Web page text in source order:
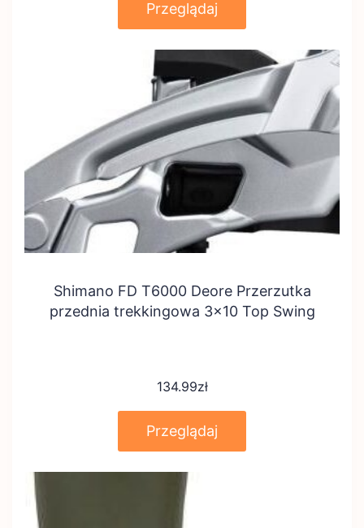
Przeglądaj
Shimano FD T6000 Deore Przerzutka
przednia trekkingowa 3×10 Top Swing
134.99zł
Przeglądaj